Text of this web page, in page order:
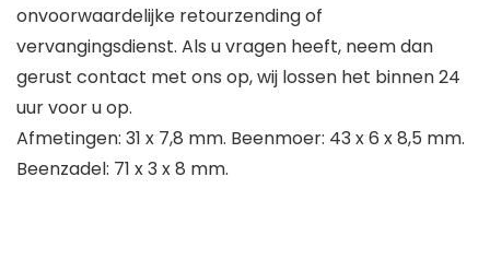
onvoorwaardelijke retourzending of
vervangingsdienst. Als u vragen heeft, neem dan
gerust contact met ons op, wij lossen het binnen 24
uur voor u op.
Afmetingen: 31 x 7,8 mm. Beenmoer: 43 x 6 x 8,5 mm.
Beenzadel: 71 x 3 x 8 mm.